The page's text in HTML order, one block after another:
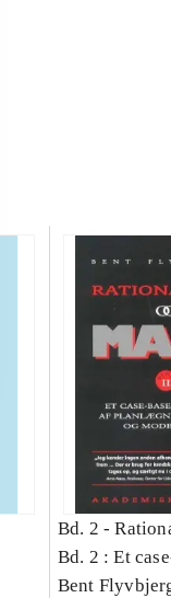
Bd. 2 -
Bd. 2 : Et
studie af
Bent